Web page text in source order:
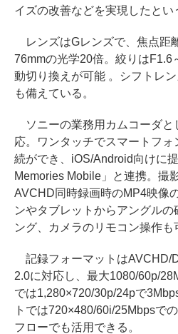
イズの改善などを実現したとい
レンズはGレンズで、焦点距
76mmの光学20倍。絞りはF1.6
動切り換えが可能 。シフトレ
も備えている。
ソニーの業務用カムコーダと
応。ワンタッチでスマートフ
続ができ、iOS/Android向けに
Memories Mobile」と連携。撮
AVCHD同時録画時のMP4映像
ンやタブレットからアングルの
ング、カメラのリモコン操作も
記録フォーマットはAVCHD/
2.0に対応し、最大1080/60p/
では1,280×720/30p/24pで
トでは720×480/60i/25Mbpsで
フローでも活用できる。